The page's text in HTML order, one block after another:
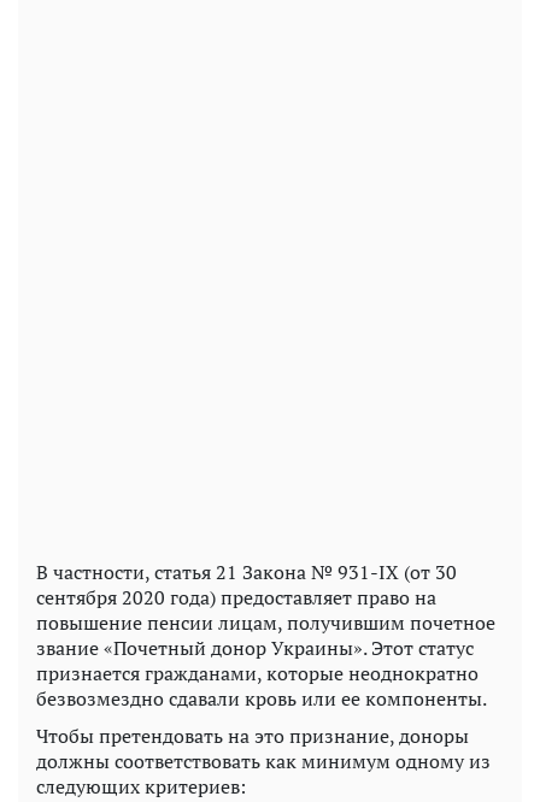
В частности, статья 21 Закона № 931-IX (от 30
сентября 2020 года) предоставляет право на
повышение пенсии лицам, получившим почетное
звание «Почетный донор Украины». Этот статус
признается гражданами, которые неоднократно
безвозмездно сдавали кровь или ее компоненты.
Чтобы претендовать на это признание, доноры
должны соответствовать как минимум одному из
следующих критериев: